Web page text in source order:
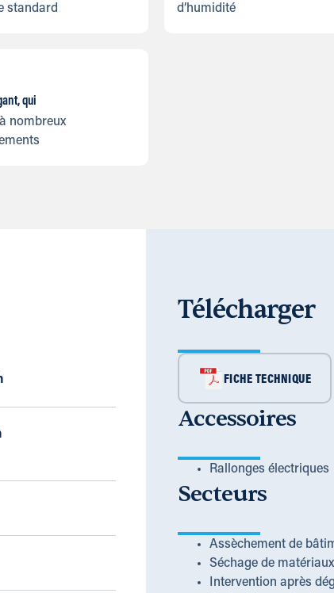
standard
d’humidité
qui
nombreux
Télécharger
FICHE TECHNIQUE
Accessoires
Rallonges électriques
Secteurs
Assèchement de
Séchage de matériaux
Intervention après